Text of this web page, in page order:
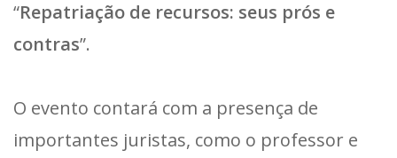
“Repatriação de recursos: seus prós e
contras”.
O evento contará com a presença de
importantes juristas, como o professor e